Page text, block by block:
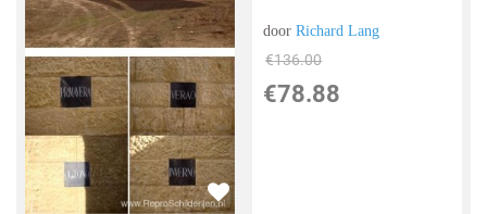
doorRichard Lang
€136.00
€78.88